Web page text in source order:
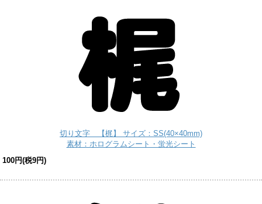
切り文字 【梶】 サイズ：SS(40×40mm)
素材：ホログラムシート・蛍光シート
100円(税9円)